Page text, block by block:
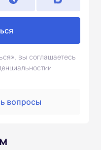
вы соглашаетесь
вопросы